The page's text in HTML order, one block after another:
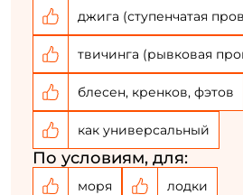
джига (ступенчатая
твичинга (рывковая
блесен, кренков, фэтов
как универсальный
По условиям, для:
моря лодки